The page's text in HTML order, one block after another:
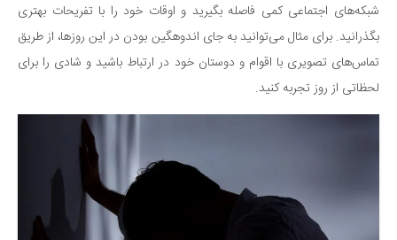
شبکه‌های اجتماعی کمی فاصله بگیرید و اوقات خود را با تفریحات بهتری
بگذرانید. برای مثال می‌توانید به جای اندوهگین بودن در این روزها، از طریق
تماس‌های تصویری با اقوام و دوستان خود در ارتباط باشید و شادی را برای
لحظاتی از روز تجربه کنید.